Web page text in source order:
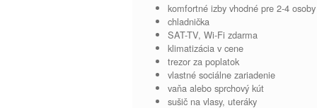
komfortné izby vhodné pre 2-4 osoby
chladnička
SAT-TV, Wi-Fi zdarma
klimatizácia v cene
trezor za poplatok
vlastné sociálne zariadenie
vaňa alebo sprchový kút
sušič na vlasy, uteráky